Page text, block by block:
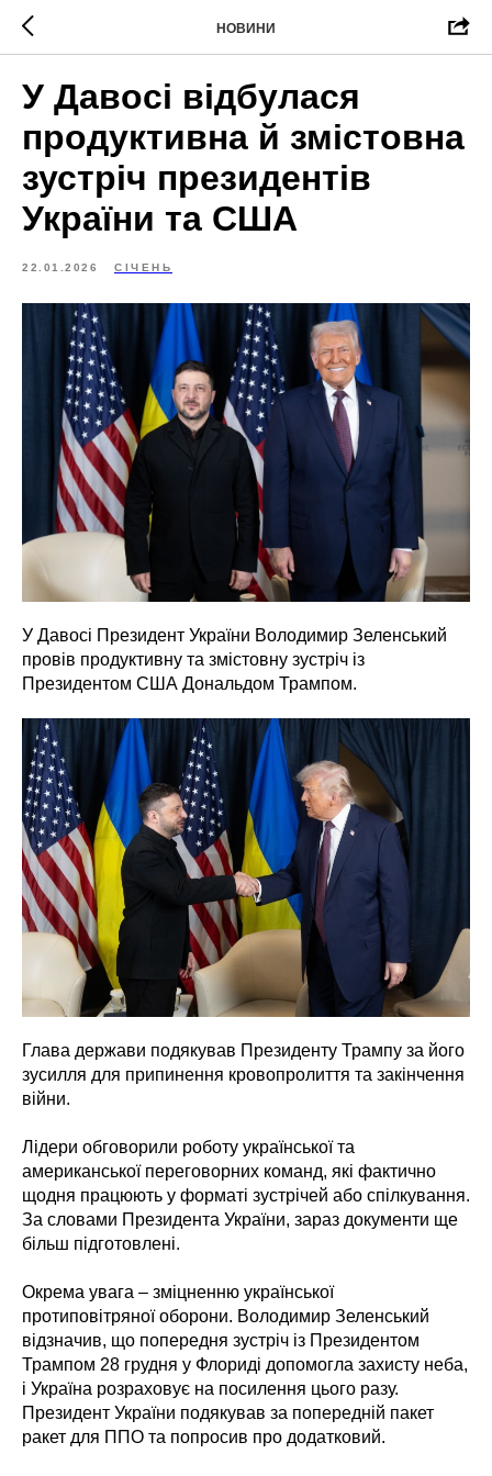
НОВИНИ
У Давосі відбулася
продуктивна й змістовна
зустріч президентів
України та США
22.01.2026 СІЧЕНЬ
У Давосі Президент України Володимир Зеленський
провів продуктивну та змістовну зустріч із
Президентом США Дональдом Трампом.
Глава держави подякував Президенту Трампу за його
зусилля для припинення кровопролиття та закінчення
війни.
Лідери обговорили роботу української та
американської переговорних команд, які фактично
щодня працюють у форматі зустрічей або спілкування.
За словами Президента України, зараз документи ще
більш підготовлені.
Окрема увага – зміцненню української
протиповітряної оборони. Володимир Зеленський
відзначив, що попередня зустріч із Президентом
Трампом 28 грудня у Флориді допомогла захисту неба,
і Україна розраховує на посилення цього разу.
Президент України подякував за попередній пакет
ракет для ППО та попросив про додатковий.